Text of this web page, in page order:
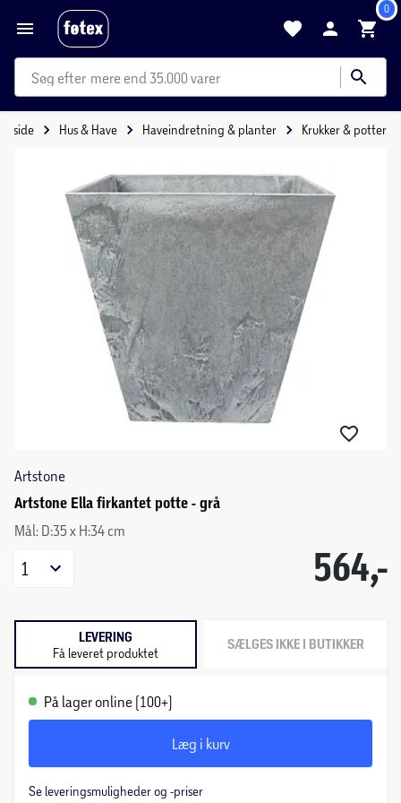
0
mere end 35.000 varer
Hus & Have Haveindretning & planter Krukker & potter
Artstone
Artstone Ella firkantet potte - grå
Mål: D:35 x H:34 cm
564,-
1
LEVERING
Få leveret produktet SÆLGES IKKE I BUTIKKER
På lager online (100+)
Læg i kurv
Se leveringsmuligheder og -priser